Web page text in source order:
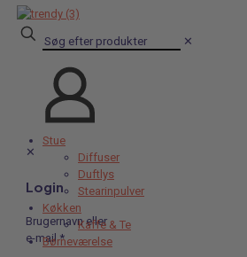
✕
✕
Login
Brugernavn eller
e-mail*
Stue
Diffuser
Duftlys
Stearinpulver
Køkken
Kaffe & Te
Børneværelse